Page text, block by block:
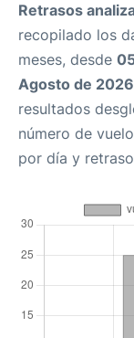
Retrasos
recopilado los
meses, desde
Agosto de 2026
resultados
número de
por día y